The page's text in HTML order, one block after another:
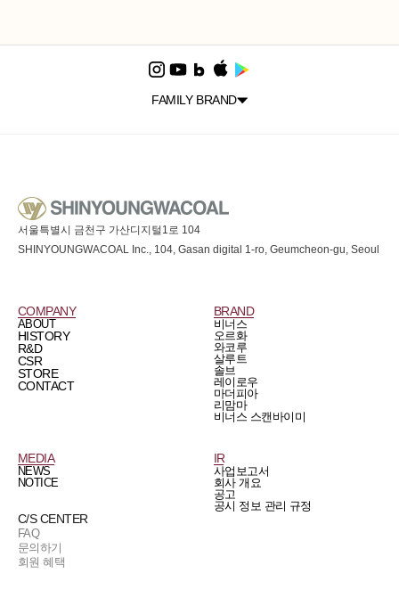
FAMILY BRAND
서울특별시 금천구 가산디지털1로 104
SHINYOUNGWACOAL Inc., 104, Gasan digital 1-ro, Geumcheon-gu, Seoul
COMPANY
ABOUT
HISTORY
R&D
CSR
STORE
CONTACT
BRAND
비너스
오르화
와코루
살루트
솔브
레이로우
마더피아
리맘마
비너스 스캔바이미
MEDIA
NEWS
NOTICE
IR
사업보고서
회사 개요
공고
공시 정보 관리 규정
C/S CENTER
FAQ
문의하기
회원 혜택